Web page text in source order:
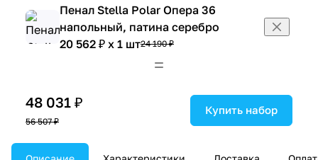
Пенал Stella Polar Опера 36
напольный, патина серебро
20 562 ₽ x 1 шт24 190 ₽
48 031 ₽
56 507 ₽
Купить набор